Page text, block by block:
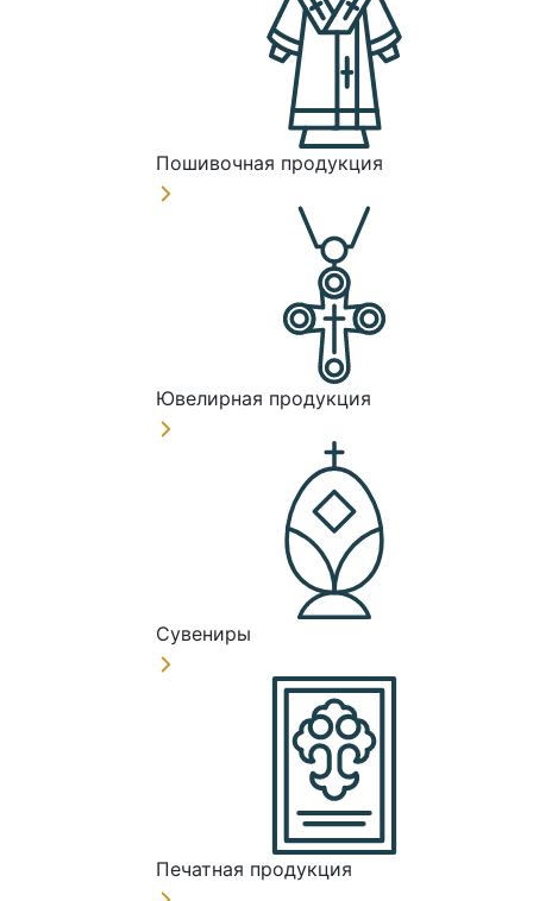
Пошивочная продукция
Ювелирная продукция
Сувениры
Печатная продукция